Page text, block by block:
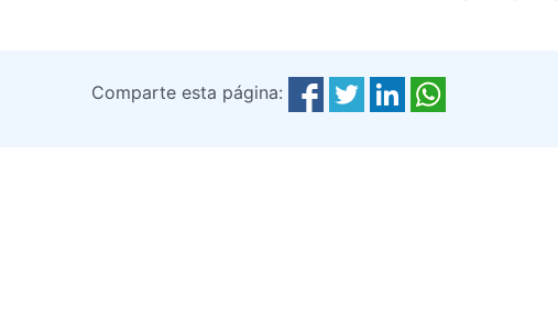
Comparte esta página: